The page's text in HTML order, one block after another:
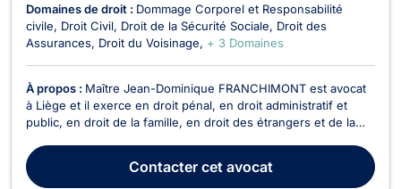
Domaines de droit : Dommage Corporel et Responsabilité
civile
Droit Civil Droit de la Sécurité Sociale
Droit des
Assurances Droit du Voisinage + 3 Domaines
À propos : Maître Jean-Dominique FRANCHIMONT est avocat
à Liège et il exerce en droit pénal, en droit administratif et
public, en droit de la famille, en droit des étrangers et de la
Maître Jean-Dominique FRANCHIMONT intervient en droit
pénal dans le domaine du droit pénal ...
Contactercet avocat